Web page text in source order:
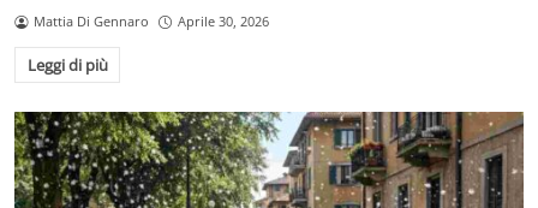
Mattia Di Gennaro Aprile 30, 2026
Leggi di più